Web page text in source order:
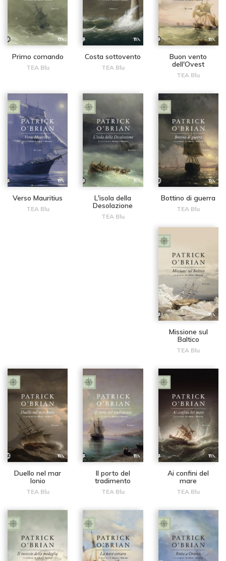
Primo comando
TEA Blu
Costa sottovento
TEA Blu
Buon vento
dell'Ovest
TEA Blu
Verso Mauritius
TEA Blu
L'isola della
Desolazione
TEA Blu
Bottino di guerra
TEA Blu
Missione sul
Baltico
TEA Blu
Duello nel mar
Ionio
TEA Blu
Il porto del
tradimento
TEA Blu
Ai confini del
mare
TEA Blu